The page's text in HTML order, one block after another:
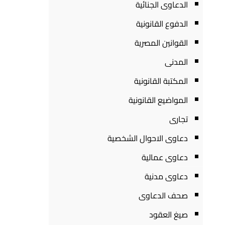
الدعاوى الجنائية
الدفوع القانونية
القوانين المصرية
المدنى
المكتبة القانونية
المواضيع القانونية
تجارى
دعاوى الاحوال الشخصية
دعاوى عمالية
دعاوى مدنية
صحف الدعاوى
صيغ العقود